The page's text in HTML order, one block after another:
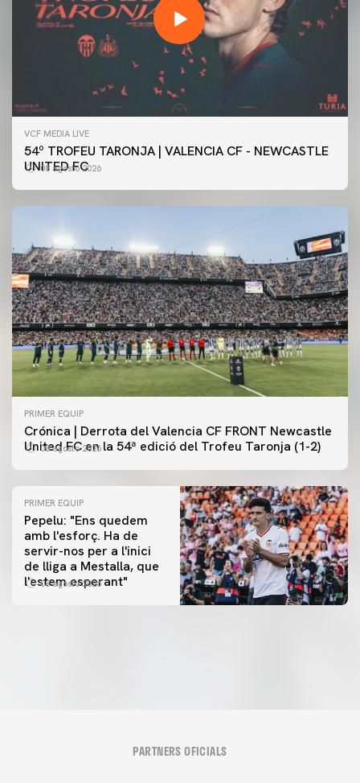
VCF MEDIA LIVE
54º TROFEU TARONJA | VALENCIA CF - NEWCASTLE
UNITED FC
08 agosto 2026
PRIMER EQUIP
Crónica | Derrota del Valencia CF FRONT Newcastle
United FC en la 54ª edició del Trofeu Taronja (1-2)
08 agosto 2026
PRIMER EQUIP
Pepelu: "Ens quedem
amb l'esforç. Ha de
servir-nos per a l'inici
de lliga a Mestalla, que
l'estem esperant"
08 agosto 2026
PRIMER EQUIP
📸 #ValenciaNUFC
PRIMER EQUIP
MESTALLA 📍
PARTNERS OFICIALS